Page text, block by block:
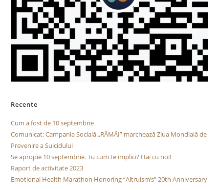
Recente
Cum a fost de 10 septembrie
Comunicat: Campania Socială „RĂMÂI” marchează Ziua Mondială de
Prevenire a Suicidului
Se apropie 10 septembrie. Tu cum te implici? Hai cu noi!
Raport de activitate 2023
Emotional Health Marathon Honoring “Altruism’s” 20th Anniversary